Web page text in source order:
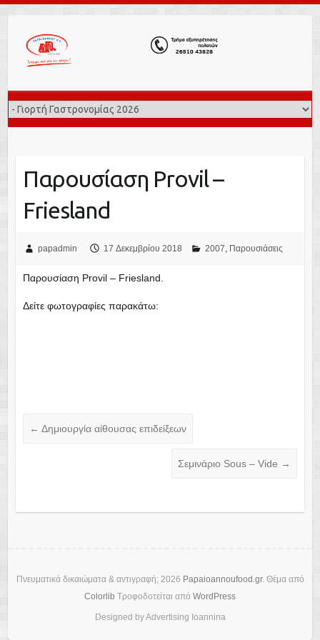
Παρουσίαση Provil –
Friesland
papadmin 17 Δεκεμβρίου 2018 2007, Παρουσιάσεις
Παρουσίαση Provil – Friesland.
Δείτε φωτογραφίες παρακάτω:
← Δημιουργία αίθουσας επιδείξεων
Σεμινάριο Sous – Vide →
Πνευματικά δικαιώματα & αντιγραφή; 2026 Papaioannoufood.gr. Θέμα από
Colorlib Τροφοδοτείται από WordPress
Designed by Advertising Ioannina